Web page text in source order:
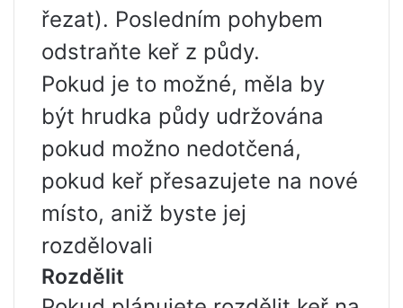
řezat). Posledním pohybem
odstraňte keř z půdy.
Pokud je to možné, měla by
být hrudka půdy udržována
pokud možno nedotčená,
pokud keř přesazujete na nové
místo, aniž byste jej
rozdělovali
Rozdělit